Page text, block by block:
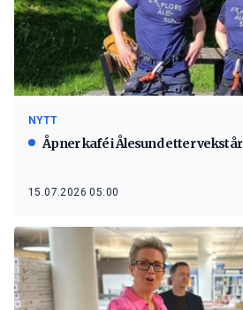
NYTT
Åpner kafé i Ålesund etter vekstår
15.07.2026 05:00